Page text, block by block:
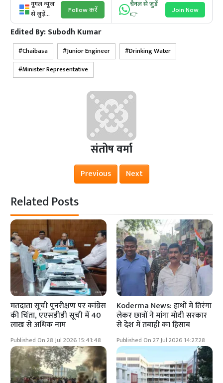
गूगल न्यूज
से जुड़ें...
Follow करें
चैनल से जुड़ें
👉
Join Now
Edited By:Subodh Kumar
Chaibasa Junior Engineer
Drinking Water
Minister Representative
संतोष वर्मा
Previous Next
Related Posts
मतदाता सूची पुनरीक्षण पर कांग्रेस
की चिंता, एएसडीडी सूची में 40
लाख से अधिक नाम
Published On 28 Jul 2026 15:41:48
Koderma News: हाथों में तिरंगा
लेकर छात्रों ने मांगा मोदी सरकार
से देश में तबाही का हिसाब
Published On 27 Jul 2026 14:27:28